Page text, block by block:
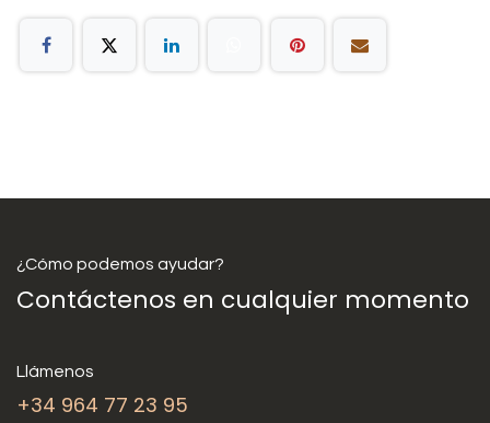
¿Cómo podemos ayudar?
Contáctenos en cualquier momento
Llámenos
+34 964 77 23 95